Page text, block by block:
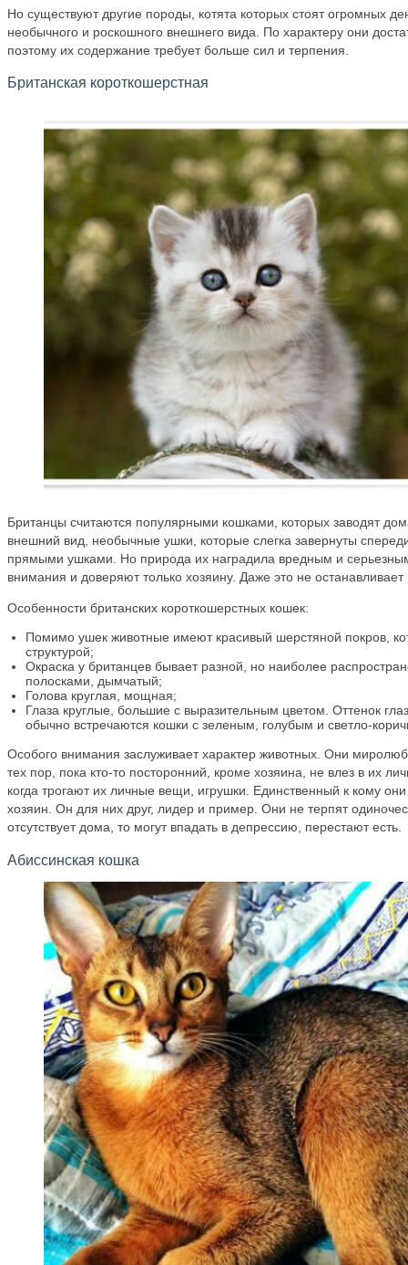
Но существуют другие породы, котята которых стоят огромных
необычного и роскошного внешнего вида. По характеру они
поэтому их содержание требует больше сил и терпения.
Британская короткошерстная
Британцы считаются популярными кошками, которых заводят
внешний вид, необычные ушки, которые слегка завернуты
прямыми ушками. Но природа их наградила вредным и
внимания и доверяют только хозяину. Даже это не
Особенности британских короткошерстных кошек:
Помимо ушек животные имеют красивый шерстяной покров,
структурой;
Окраска у британцев бывает разной, но наиболее
полосками, дымчатый;
Голова круглая, мощная;
Глаза круглые, большие с выразительным цветом. Оттенок
обычно встречаются кошки с зеленым, голубым и светло-
Особого внимания заслуживает характер животных. Они
тех пор, пока кто-то посторонний, кроме хозяина, не влез в их
когда трогают их личные вещи, игрушки. Единственный к кому
хозяин. Он для них друг, лидер и пример. Они не терпят
отсутствует дома, то могут впадать в депрессию, перестают есть.
Абиссинская кошка